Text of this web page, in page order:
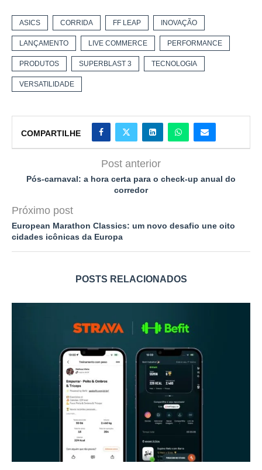
ASICS CORRIDA FF LEAP INOVAÇÃO
LANÇAMENTO LIVE COMMERCE PERFORMANCE
PRODUTOS SUPERBLAST 3 TECNOLOGIA
VERSATILIDADE
COMPARTILHE
Post anterior
Pós-carnaval: a hora certa para o check-up anual do
corredor
Próximo post
European Marathon Classics: um novo desafio une oito
cidades icônicas da Europa
POSTS RELACIONADOS